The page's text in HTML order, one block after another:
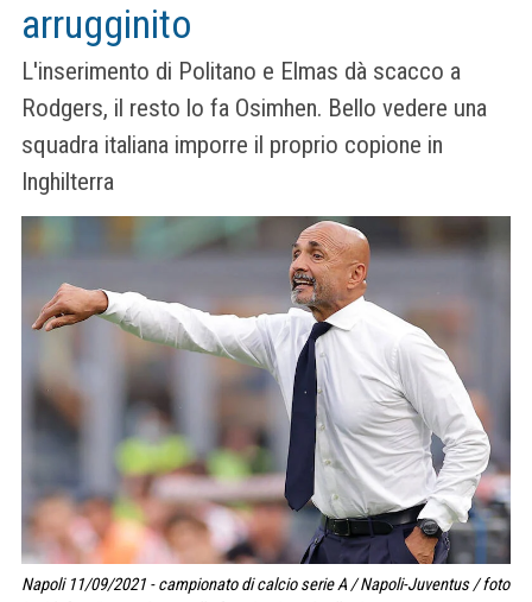
arrugginito
L'inserimento di Politano e Elmas dà scacco a
Rodgers, il resto lo fa Osimhen. Bello vedere una
squadra italiana imporre il proprio copione in
Inghilterra
Napoli 11/09/2021 - campionato di calcio serie A / Napoli-Juventus / foto